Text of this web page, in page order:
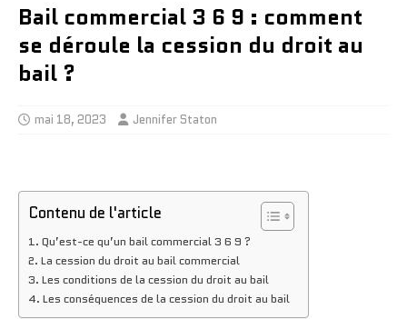
Bail commercial 3 6 9 : comment
se déroule la cession du droit au
bail ?
mai 18, 2023 Jennifer Staton
Contenu de l'article
Qu’est-ce qu’un bail commercial 3 6 9 ?
La cession du droit au bail commercial
Les conditions de la cession du droit au bail
Les conséquences de la cession du droit au bail